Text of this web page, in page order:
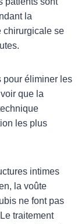
la
chirurgicale se
pour éliminer les
que la
les plus
intimes
la voûte
ne font pas
traitement